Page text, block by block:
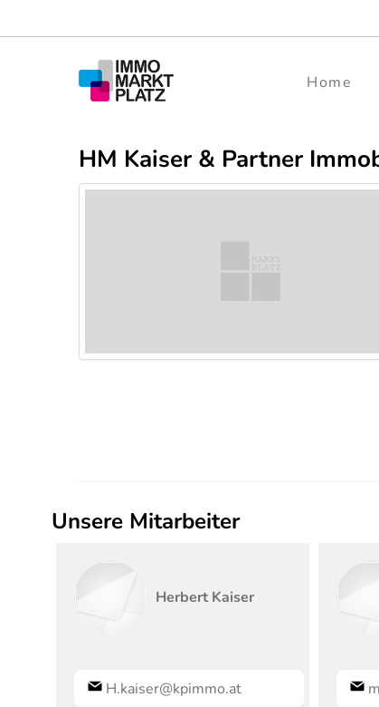
Home
HM Kaiser & Partner
Unsere Mitarbeiter
Herbert Kaiser
H.kaiser@kpimmo.at